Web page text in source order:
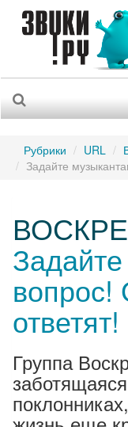
Рубрики URL
Задайте
ответят!
Группа